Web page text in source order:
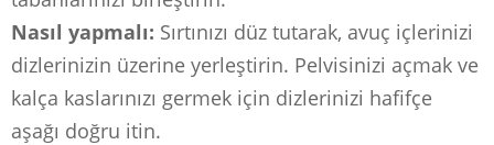
Nasıl yapmalı: Sırtınızı düz tutarak, avuç içlerinizi
dizlerinizin üzerine yerleştirin. Pelvisinizi açmak ve
kalça kaslarınızı germek için dizlerinizi hafifçe
aşağı doğru itin.